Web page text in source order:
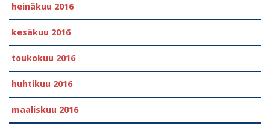
heinäkuu 2016
kesäkuu 2016
toukokuu 2016
huhtikuu 2016
maaliskuu 2016